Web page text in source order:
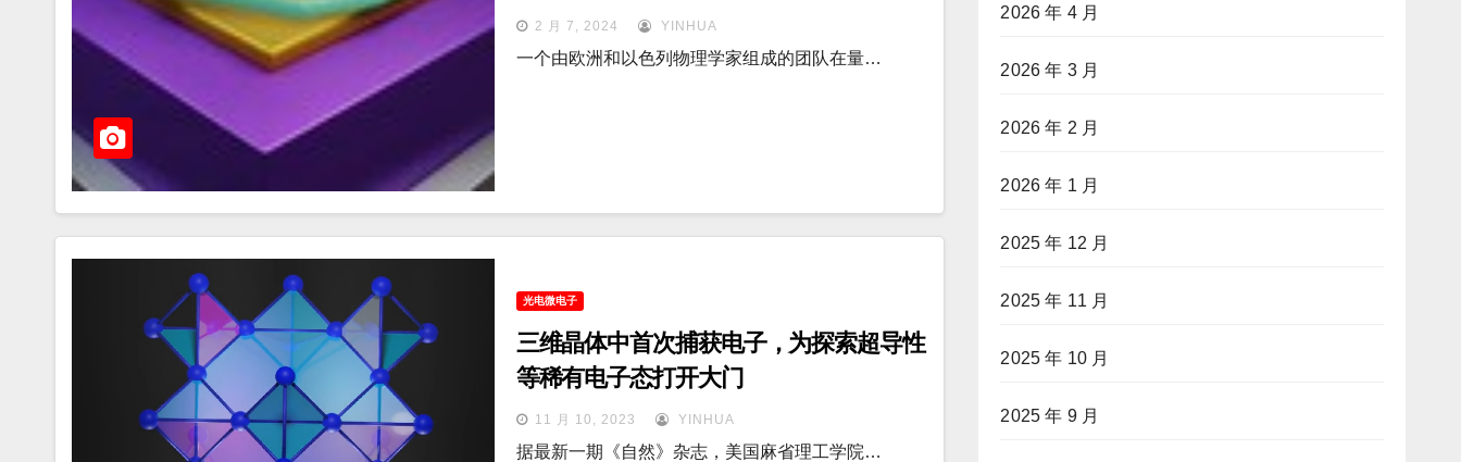
2 月 7, 2024 YINHUA
一个由欧洲和以色列物理学家组成的团队在量…
光电微电子
三维晶体中首次捕获电子，为探索超导性
等稀有电子态打开大门
11 月 10, 2023 YINHUA
据最新一期《自然》杂志，美国麻省理工学院…
2026 年 4 月
2026 年 3 月
2026 年 2 月
2026 年 1 月
2025 年 12 月
2025 年 11 月
2025 年 10 月
2025 年 9 月